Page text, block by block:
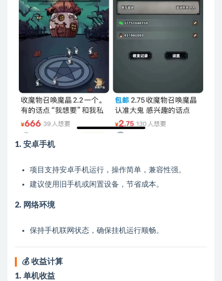
1. 安卓手机
项目支持安卓手机运行，操作简单，兼容性强。
建议使用旧手机或闲置设备，节省成本。
2. 网络环境
保持手机联网状态，确保挂机运行顺畅。
💰 收益计算
1. 单机收益